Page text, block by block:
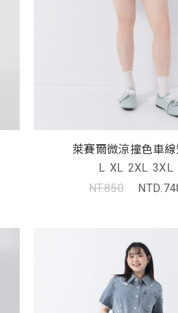
萊賽爾微涼撞色車
L XL 2XL 3XL
NT.850